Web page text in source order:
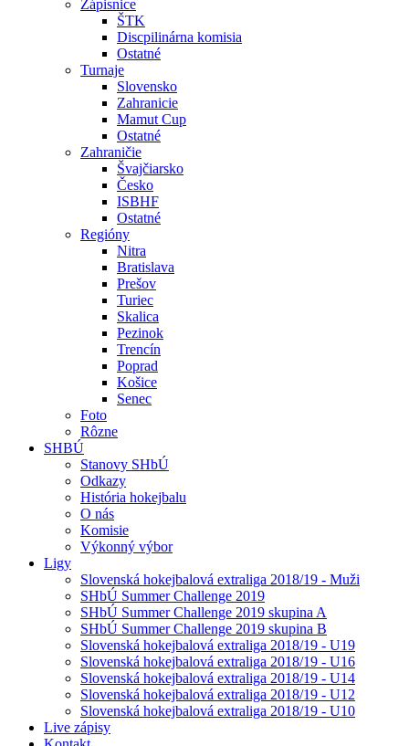
Zápisnice
ŠTK
Discpilinárna komisia
Ostatné
Turnaje
Slovensko
Zahranicie
Mamut Cup
Ostatné
Zahraničie
Švajčiarsko
Česko
ISBHF
Ostatné
Regióny
Nitra
Bratislava
Prešov
Turiec
Skalica
Pezinok
Trencín
Poprad
Košice
Senec
Foto
Rôzne
SHBÚ
Stanovy SHbÚ
Odkazy
História hokejbalu
O nás
Komisie
Výkonný výbor
Ligy
Slovenská hokejbalová extraliga 2018/19 - Muži
SHbÚ Summer Challenge 2019
SHbÚ Summer Challenge 2019 skupina A
SHbÚ Summer Challenge 2019 skupina B
Slovenská hokejbalová extraliga 2018/19 - U19
Slovenská hokejbalová extraliga 2018/19 - U16
Slovenská hokejbalová extraliga 2018/19 - U14
Slovenská hokejbalová extraliga 2018/19 - U12
Slovenská hokejbalová extraliga 2018/19 - U10
Live zápisy